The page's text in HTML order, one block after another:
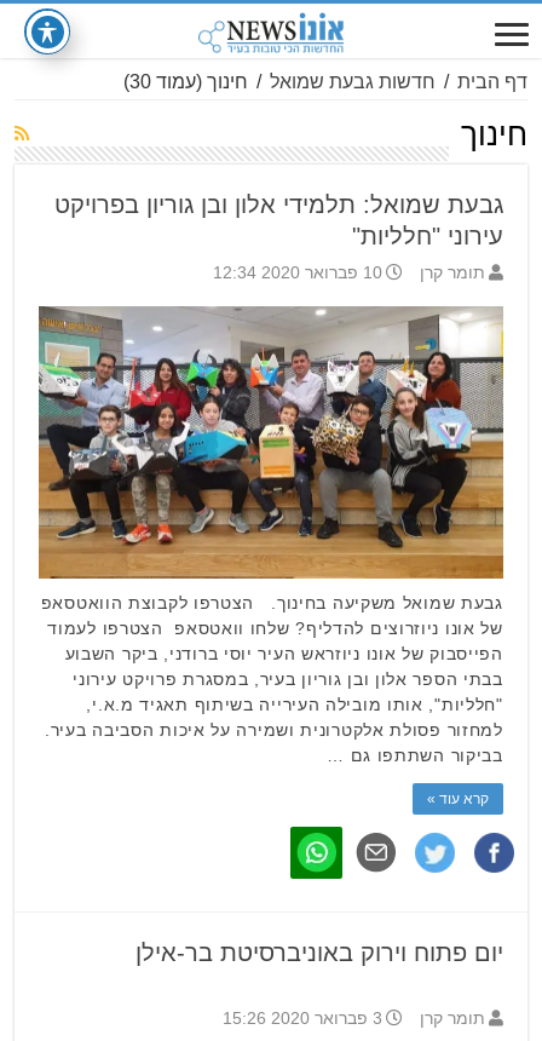
דף הבית / חדשות גבעת שמואל / חינוך (עמוד 30)
חינוך
גבעת שמואל: תלמידי אלון ובן גוריון בפרויקט
עירוני "חלליות"
תומר קרן 10 פברואר 2020 12:34
גבעת שמואל משקיעה בחינוך. הצטרפו לקבוצת הוואטסאפ
של אונו ניוזרוצים להדליף? שלחו וואטסאפ הצטרפו לעמוד
הפייסבוק של אונו ניוזראש העיר יוסי ברודני, ביקר השבוע
בבתי הספר אלון ובן גוריון בעיר, במסגרת פרויקט עירוני
"חלליות", אותו מובילה העירייה בשיתוף תאגיד מ.א.י,
למחזור פסולת אלקטרונית ושמירה על איכות הסביבה בעיר.
בביקור השתתפו גם …
קרא עוד »
יום פתוח וירוק באוניברסיטת בר-אילן
תומר קרן 3 פברואר 2020 15:26